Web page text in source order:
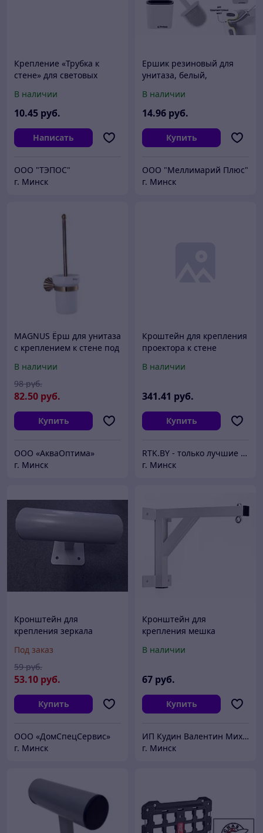
Крепление «Трубка к
стене» для световых
исполнения
В наличии
10.45 руб.
Написать
ООО "ТЭПОС"
г. Минск
Ершик резиновый для
унитаза, белый,
комплекте липкая лента
для крепления к стене.)
В наличии
14.96 руб.
Купить
ООО "Меллимарий Плюс"
г. Минск
MAGNUS Ёрш для унитаза
с креплением к стене под
В наличии
82.50 руб.
98 руб.
Купить
ООО «АкваОптима»
г. Минск
Кроштейн для крепления
проектора к стене
ProjectFix UST
В наличии
341.41 руб.
Купить
RTK.BY - только лучшие цены
г. Минск
Кронштейн для
крепления зеркала
d1000, d1200
Под заказ
53.10 руб.
59 руб.
Купить
ООО «ДомCпецCервис»
г. Минск
Кронштейн для
крепления мешка
Спорт Сила №3/3
В наличии
67 руб.
Купить
ИП Кудин Валентин Михайлович
г. Минск